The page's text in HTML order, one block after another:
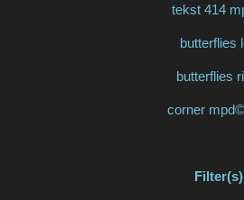
tekst 414
butterflies
butterflies
corner
Filter(s)